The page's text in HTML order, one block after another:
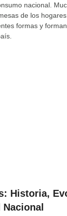
nacional.
de los
formas y
Historia,